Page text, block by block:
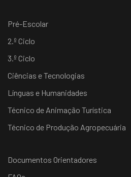
Pré-Escolar
2.º Ciclo
3.º Ciclo
Ciências e Tecnologias
Línguas e Humanidades
Técnico de Animação Turística
Técnico de Produção Agropecuária
Documentos Orientadores